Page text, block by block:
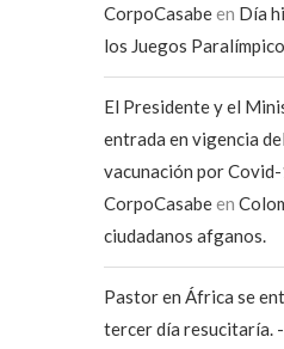
CorpoCasabeen Día
los Juegos
El Presidente y el
entrada en vigencia
vacunación por
CorpoCasabeen
ciudadanos afganos.
Pastor en África se
tercer día resucitaría.